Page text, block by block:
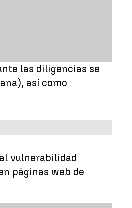
las diligencias se
así como
vulnerabilidad
páginas web de